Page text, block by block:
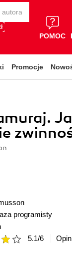
POMOC
Promocje
programisty
5.1/6